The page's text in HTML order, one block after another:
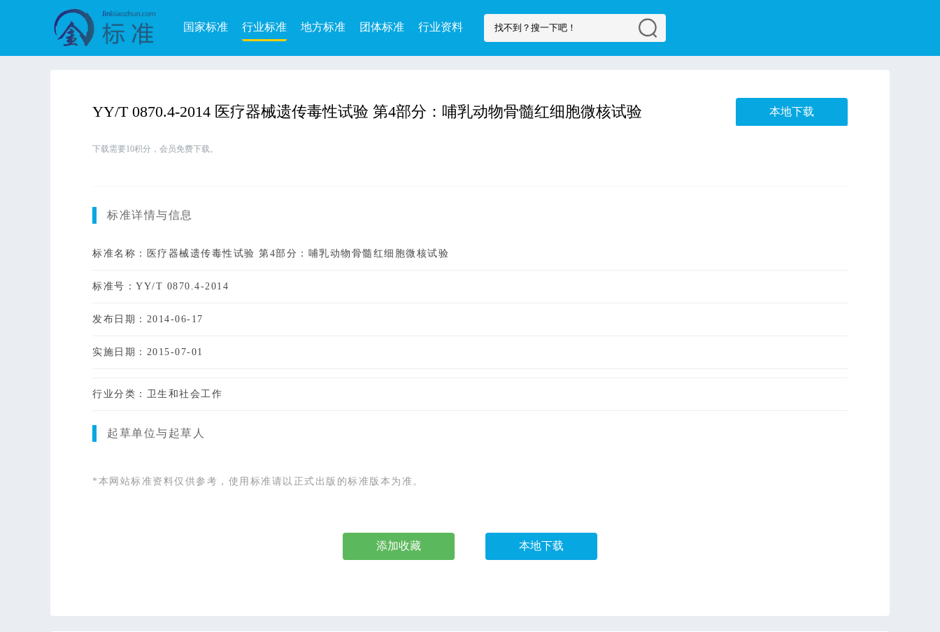
国家标准 行业标准 地方标准 团体标准 行业资料
YY/T 0870.4-2014 医疗器械遗传毒性试验 第4部分：哺乳动物骨髓红细胞微核试验 本地下载
下载需要10积分，会员免费下载。
标准详情与信息
标准名称：医疗器械遗传毒性试验 第4部分：哺乳动物骨髓红细胞微核试验
标准号：YY/T 0870.4-2014
发布日期：2014-06-17
实施日期：2015-07-01
行业分类：卫生和社会工作
起草单位与起草人
*本网站标准资料仅供参考，使用标准请以正式出版的标准版本为准。
添加收藏 本地下载